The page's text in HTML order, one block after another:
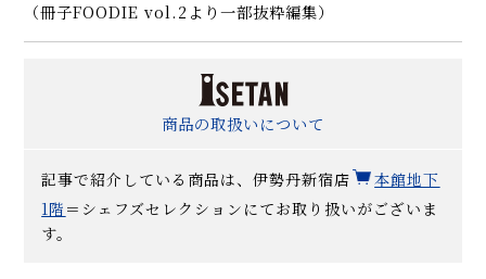
（冊子FOODIE vol.2より一部抜粋編集）
商品の取扱いについて
記事で紹介している商品は、伊勢丹新宿店
本館地下
1階 ＝シェフズセレクションにてお取り扱いがございま
す。